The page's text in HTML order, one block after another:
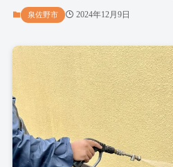
泉佐野市 2024年12月9日